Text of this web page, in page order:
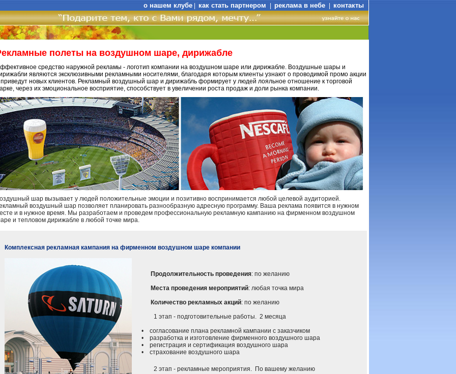
о нашем клубе как стать партнером реклама в небе контакты
полеты на воздушном шаре, дирижабле
средство наружной рекламы - логотип компании на воздушном шаре или дирижабле. Воздушные шары и
являются эксклюзивными рекламными носителями, благодаря которым клиенты узнают о проводимой промо акции
новых клиентов. Рекламный воздушный шар и дирижабль формирует у людей лояльное отношение к торговой
через их эмоциональное восприятие, способствует в увеличении роста продаж и доли рынка компании.
шар вызывает у людей положительные эмоции и позитивно воспринимается любой целевой аудиторией.
воздушный шар позволяет планировать разнообразную адресную программу. Ваша реклама появится в нужном
и в нужное время. Мы разработаем и проведем профессиональную рекламную кампанию на фирменном воздушном
и тепловом дирижабле в любой точке мира.
Комплексная рекламная кампания на фирменном воздушном шаре компании
Продолжительность проведения: по желанию
Места проведения мероприятий: любая точка мира
Количество рекламных акций: по желанию
1 этап - подготовительные работы. 2 месяца
• согласование плана рекламной кампании с заказчиком
• разработка и изготовление фирменного воздушного шара
• регистрация и сертификация воздушного шара
• страхование воздушного шара
2 этап - рекламные мероприятия. По вашему желанию